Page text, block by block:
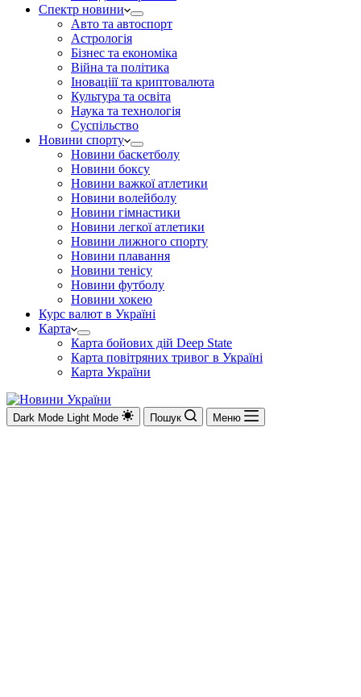
Спектр новини
Авто та автоспорт
Астрологія
Бізнес та економіка
Війна та політика
Іноваціії та криптовалюта
Культура та освіта
Наука та технологія
Суспільство
Новини спорту
Новини баскетболу
Новини боксу
Новини важкої атлетики
Новини волейболу
Новини гімнастики
Новини легкої атлетики
Новини лижного спорту
Новини плавання
Новини тенісу
Новини футболу
Новини хокею
Курс валют в Україні
Карта
Карта бойових дій Deep State
Карта повітряних тривог в Україні
Карта України
Dark Mode Light Mode Пошук Меню